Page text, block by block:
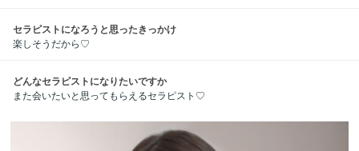
セラピストになろうと思ったきっかけ
楽しそうだから♡
どんなセラピストになりたいですか
また会いたいと思ってもらえるセラピスト♡